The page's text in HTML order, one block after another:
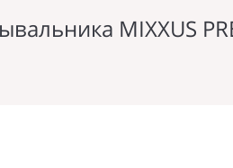
MIXXUS